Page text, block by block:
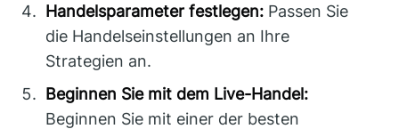
Handelsparameter festlegen: Passen Sie
die Handelseinstellungen an Ihre
Strategien an.
Beginnen Sie mit dem Live-Handel:
Beginnen Sie mit einer der besten